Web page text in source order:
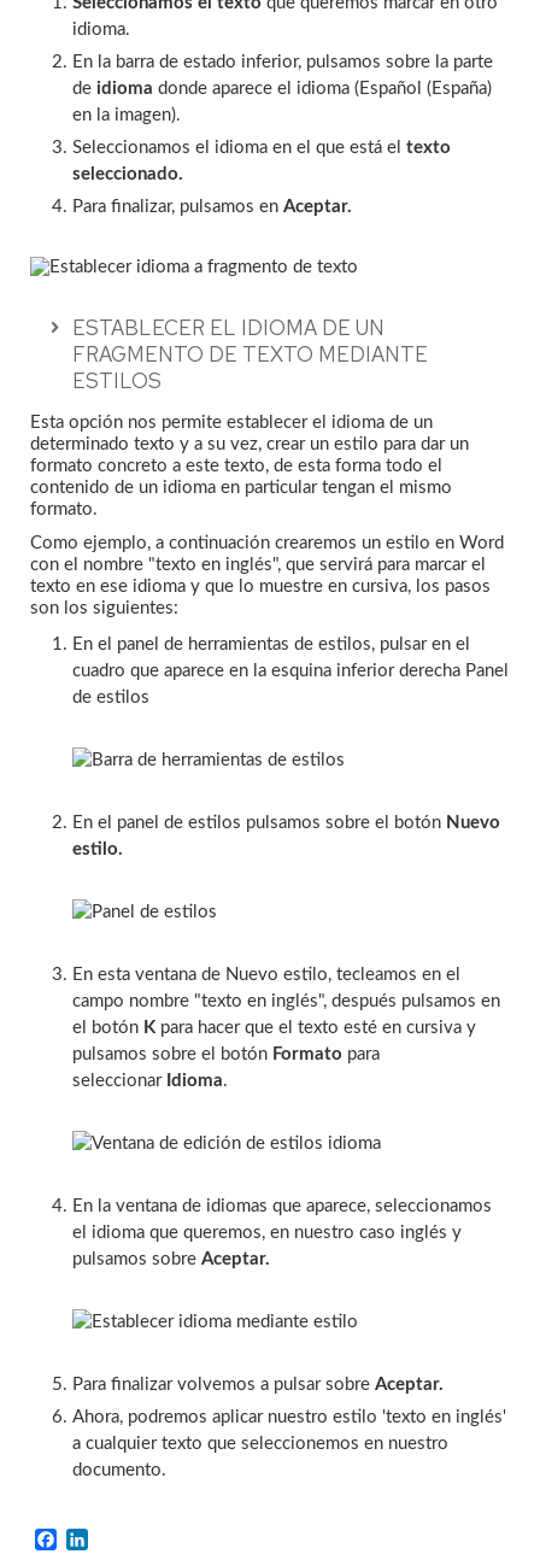
idioma.
En la barra de estado inferior, pulsamos sobre la parte
de idioma donde aparece el idioma (Español (España)
en la imagen).
Seleccionamos el idioma en el que está el texto
seleccionado.
Para finalizar, pulsamos en Aceptar.
ESTABLECER EL IDIOMA DE UN
FRAGMENTO DE TEXTO MEDIANTE
ESTILOS
Esta opción nos permite establecer el idioma de un
determinado texto y a su vez, crear un estilo para dar un
formato concreto a este texto, de esta forma todo el
contenido de un idioma en particular tengan el mismo
formato.
Como ejemplo, a continuación crearemos un estilo en Word
con el nombre "texto en inglés", que servirá para marcar el
texto en ese idioma y que lo muestre en cursiva, los pasos
son los siguientes:
En el panel de herramientas de estilos, pulsar en el
cuadro que aparece en la esquina inferior derecha Panel
de estilos
En el panel de estilos pulsamos sobre el botón Nuevo
estilo.
En esta ventana de Nuevo estilo, tecleamos en el
campo nombre "texto en inglés", después pulsamos en
el botón K para hacer que el texto esté en cursiva y
pulsamos sobre el botón Formato para
seleccionar Idioma.
En la ventana de idiomas que aparece, seleccionamos
el idioma que queremos, en nuestro caso inglés y
pulsamos sobre Aceptar.
Para finalizar volvemos a pulsar sobre Aceptar.
Ahora, podremos aplicar nuestro estilo 'texto en inglés'
a cualquier texto que seleccionemos en nuestro
documento.
Facebook